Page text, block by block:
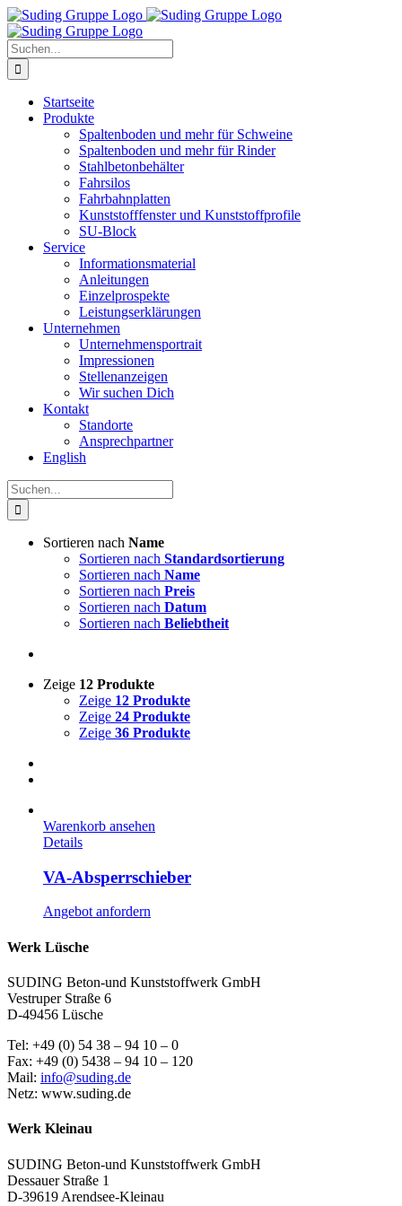
Zum
Inhalt
springen
Suche
nach:
Startseite
Produkte
Spaltenboden und mehr für Schweine
Spaltenboden und mehr für Rinder
Stahlbetonbehälter
Fahrsilos
Fahrbahnplatten
Kunststofffenster und Kunststoffprofile
SU-Block
Service
Informationsmaterial
Anleitungen
Einzelprospekte
Leistungserklärungen
Unternehmen
Unternehmensportrait
Impressionen
Stellenanzeigen
Wir suchen Dich
Kontakt
Standorte
Ansprechpartner
English
Suche
nach:
Sortieren nach Name
Sortieren nach Standardsortierung
Sortieren nach Name
Sortieren nach Preis
Sortieren nach Datum
Sortieren nach Beliebtheit
Zeige 12 Produkte
Zeige 12 Produkte
Zeige 24 Produkte
Zeige 36 Produkte
Warenkorb ansehen
Details
VA-Absperrschieber
Angebot anfordern
Werk Lüsche
SUDING Beton-und Kunststoffwerk GmbH
Vestruper Straße 6
D-49456 Lüsche
Tel: +49 (0) 54 38 – 94 10 – 0
Fax: +49 (0) 5438 – 94 10 – 120
Mail: info@suding.de
Netz: www.suding.de
Werk Kleinau
SUDING Beton-und Kunststoffwerk GmbH
Dessauer Straße 1
D-39619 Arendsee-Kleinau